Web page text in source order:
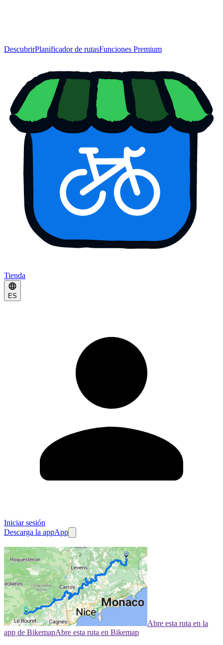
DescubrirPlanificador de rutasFunciones Premium
Tienda
ES
Iniciar sesión
Descarga la appApp
Abre esta ruta en la
app de BikemapAbre esta ruta en Bikemap